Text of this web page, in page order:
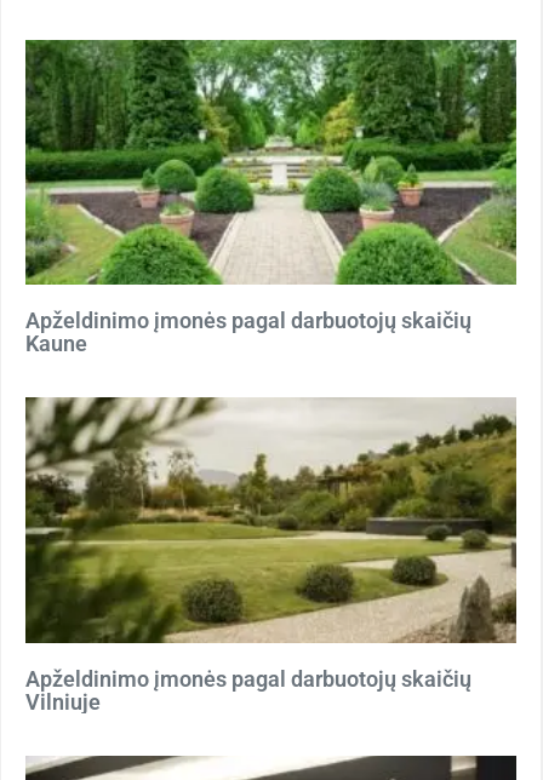
Apželdinimo įmonės pagal darbuotojų skaičių
Kaune
Apželdinimo įmonės pagal darbuotojų skaičių
Vilniuje